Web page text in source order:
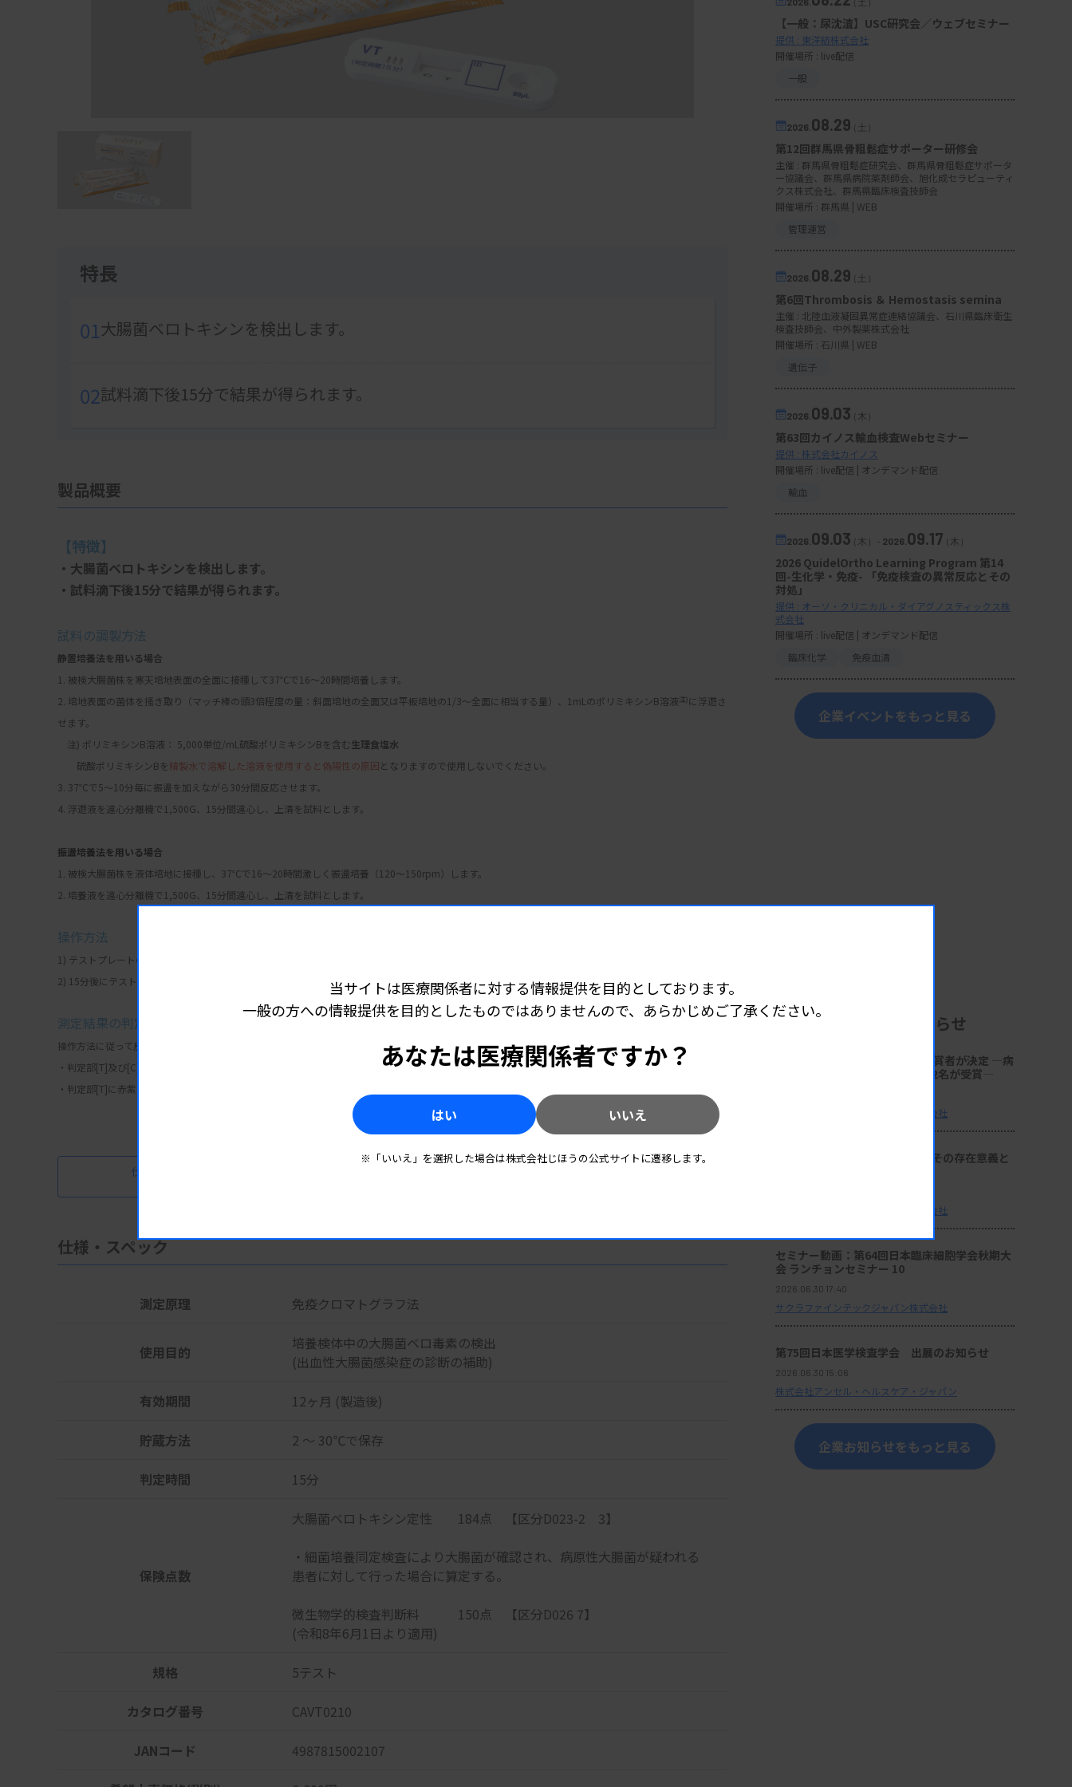
特長
01大腸菌ベロトキシンを検出します。
02試料滴下後15分で結果が得られます。
製品概要
【特徴】
・大腸菌ベロトキシンを検出します。
・試料滴下後15分で結果が得られます。
試料の調製方法
静置培養法を用いる場合
1. 被検大腸菌株を寒天培地表面の全面に接種して37℃で16〜20時間培養します。
2. 培地表面の菌体を掻き取り（マッチ棒の頭3倍程度の量：斜面培地の全面又は平板培地の1/3〜全面に相当する量）、1mLのポリミキシンB溶液 注)に浮遊さ
せます。
注) ポリミキシンB溶液： 5,000単位/mL硫酸ポリミキシンBを含む生理食塩水
硫酸ポリミキシンBを精製水で溶解した溶液を使用すると偽陽性の原因となりますので使用しないでください。
3. 37℃で5〜10分毎に振盪を加えながら30分間反応させます。
4. 浮遊液を遠心分離機で1,500G、15分間遠心し、上清を試料とします。
振盪培養法を用いる場合
1. 被検大腸菌株を液体培地に接種し、37℃で16〜20時間激しく振盪培養（120〜150rpm）します。
2. 培養液を遠心分離機で1,500G、15分間遠心し、上清を試料とします。
操作方法
1) テストプレートの試料滴下部に、試料90μLを滴下します。
2) 15分後にテストプレートの判定部を観察し、測定結果の判定法に従って判定します。
測定結果の判定法
操作方法に従って反応させ、判定部に現れる赤紫色のラインにより判定を行います。
・判定部[T]及び[C]の両方に赤紫色のラインが認められた場合(2本のライン)を陽性と判定します。
・判定部[T]に赤紫色のラインは認められず、[C]にのみ赤紫色のラインが認められた場合(1本のライン)を陰性と判定します。
仕様・スペック
仕様・スペック
測定原理 免疫クロマトグラフ法
使用目的
培養検体中の大腸菌ベロ毒素の検出
(出血性大腸菌感染症の診断の補助)
有効期間 12ヶ月 (製造後)
貯蔵方法 2 ～ 30℃で保存
判定時間 15分
保険点数
大腸菌ベロトキシン定性 184点 【区分D023-2 3】
・細菌培養同定検査により大腸菌が確認され、病原性大腸菌が疑われる
患者に対して行った場合に算定する。
微生物学的検査判断料 150点 【区分D026 7】
(令和8年6月1日より適用)
規格 5テスト
カタログ番号 CAVT0210
JANコード 4987815002107
【一般：尿沈渣】USC研究会／ウェブセミナー
提供 : 東洋紡株式会社
開催場所 : live配信
一般
2026. 08.29 （土）
第12回群馬県骨粗鬆症サポーター研修会
主催 : 群馬県骨粗鬆症研究会、群馬県骨粗鬆症サポータ
ー協議会、群馬県病院薬剤師会、旭化成セラピューティ
クス株式会社、群馬県臨床検査技師会
開催場所 : 群馬県 | WEB
管理運営
2026. 08.29 （土）
第6回Thrombosis ＆ Hemostasis semina
主催 : 北陸血液凝固異常症連絡協議会、石川県臨床衛生
検査技師会、中外製薬株式会社
開催場所 : 石川県 | WEB
遺伝子
2026. 09.03（木）
第63回カイノス輸血検査Webセミナー
提供 : 株式会社カイノス
開催場所 : live配信 | オンデマンド配信
輸血
2026. 09.03（木） - 2026. 09.17（木）
2026 QuidelOrtho Learning Program 第14
回-生化学・免疫- 「免疫検査の異常反応とその
対処」
提供 : オーソ・クリニカル・ダイアグノスティックス株
式会社
開催場所 : live配信 | オンデマンド配信
臨床化学
免疫血清
企業イベントをもっと見る
企業からのお知らせ
第18回「サクラ病理技術賞」受賞者が決定 ―病
理技術の発展と伝承に貢献する2名が受賞―
サクラファインテックジャパン株式会社
座談会：『サクラ病理技術賞』その存在意義と
サクラファインテックジャパン株式会社
セミナー動画：第64回日本臨床細胞学会秋期大
会 ランチョンセミナー 10
2026.06.30 17:40
サクラファインテックジャパン株式会社
第75回日本医学検査学会 出展のお知らせ
2026.06.30 15:06
株式会社アンセル・ヘルスケア・ジャパン
企業お知らせをもっと見る
当サイトは医療関係者に対する情報提供を目的としております。
一般の方への情報提供を目的としたものではありませんので、あらかじめご了承ください。
あなたは医療関係者ですか？
はい いいえ
※「いいえ」を選択した場合は株式会社じほうの公式サイトに遷移します。